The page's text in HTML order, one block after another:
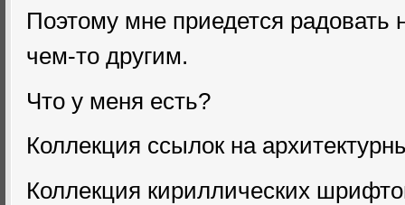
Поэтому мне приедется радовать
чем-то другим.
Что у меня есть?
Коллекция ссылок на
Коллекция кириллических